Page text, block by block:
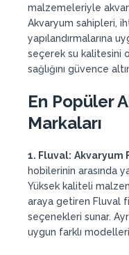
malzemeleriyle
Akvaryum sahipleri,
yapılandırmalarına
seçerek su kalitesini
sağlığını güvence
En Popüler
Markaları
1. Fluval: Akvaryum
hobilerinin arasında
Yüksek kaliteli
araya getiren Fluval
seçenekleri sunar.
uygun farklı